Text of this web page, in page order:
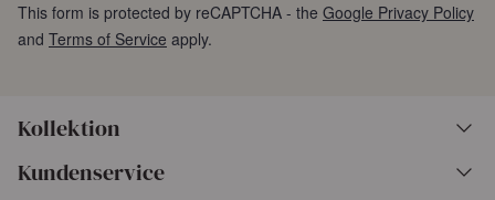
This form is protected by reCAPTCHA - the Google Privacy Policy
and Terms of Service apply.
Kollektion
Kundenservice